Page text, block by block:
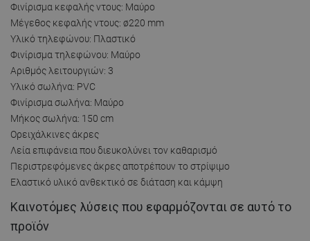
Φινίρισμα κεφαλής ντους: Μαύρο
Μέγεθος κεφαλής ντους: ø220 mm
Υλικό τηλεφώνου: Πλαστικό
Φινίρισμα τηλεφώνου: Μαύρο
Αριθμός λειτουργιών: 3
Υλικό σωλήνα: PVC
Φινίρισμα σωλήνα: Μαύρο
Μήκος σωλήνα: 150 cm
Ορειχάλκινες άκρες
Λεία επιφάνεια που διευκολύνει τον καθαρισμό
Περιστρεφόμενες άκρες αποτρέπουν το στρίψιμο
Ελαστικό υλικό ανθεκτικό σε διάταση και κάμψη
Καινοτόμες λύσεις που εφαρμόζονται σε αυτό το
προϊόν